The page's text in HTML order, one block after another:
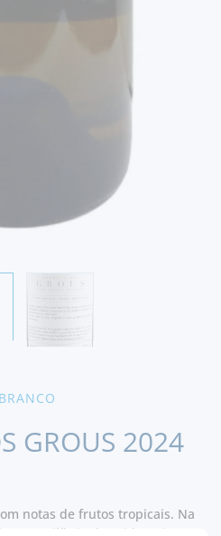
GROUS 2024
notas de frutos tropicais. Na